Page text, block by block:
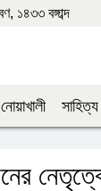
১৪৩৩ বঙ্গাব্দ
সাহিত্য